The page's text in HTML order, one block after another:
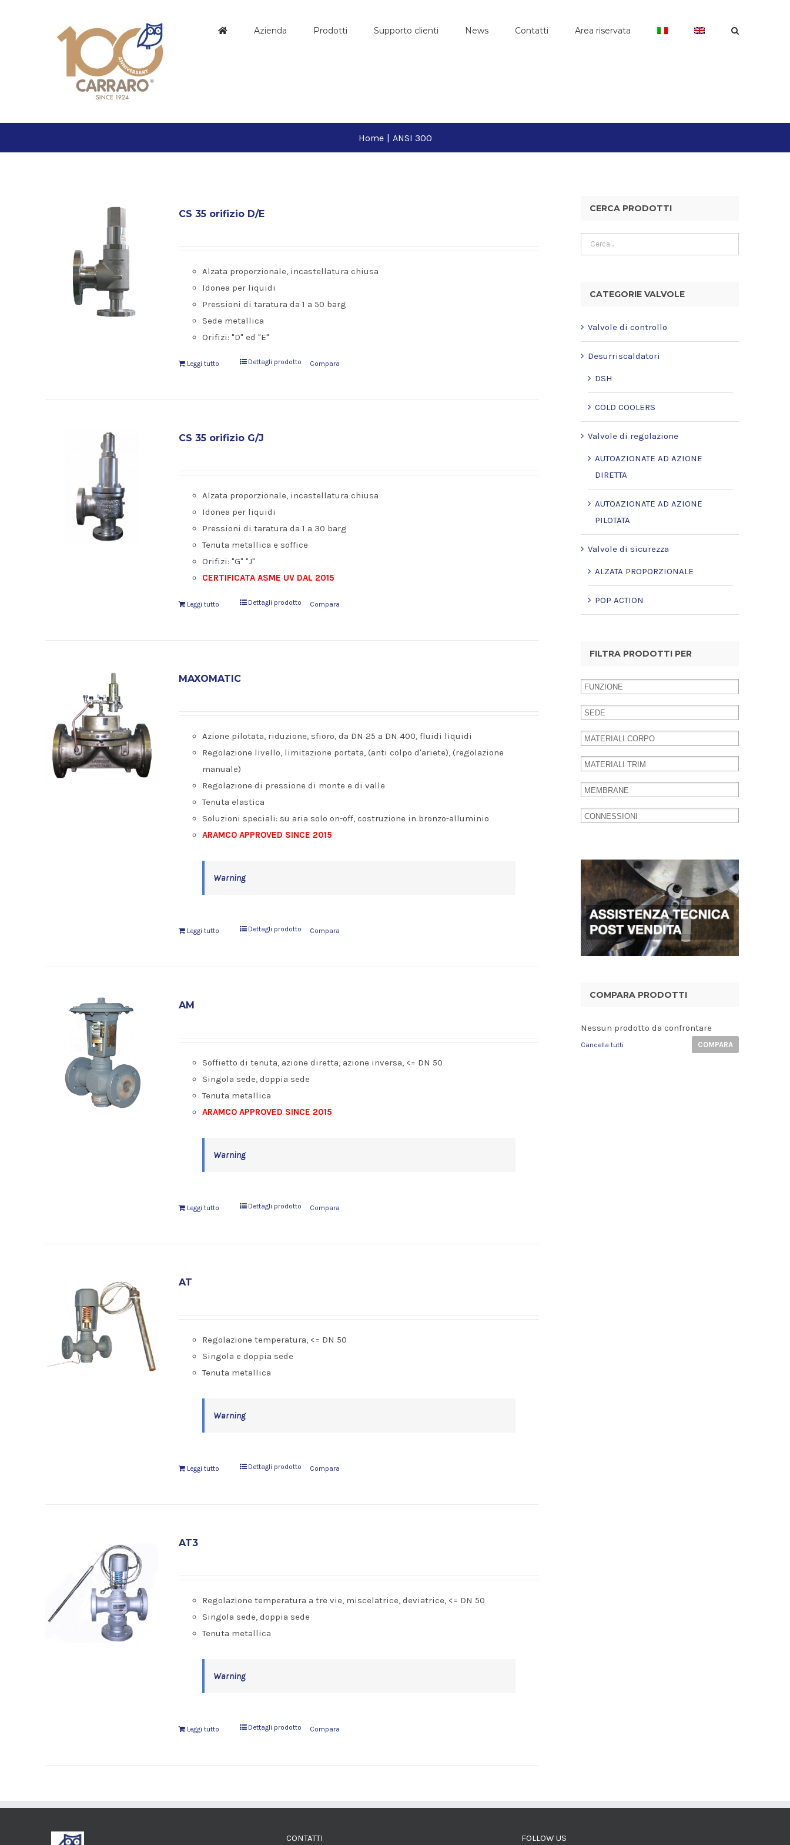
Azienda Prodotti Supporto clienti News Contatti Area riservata
Home | ANSI 300
CS 35 orifizio D/E
Alzata proporzionale, incastellatura chiusa
Idonea per liquidi
Pressioni di taratura da 1 a 50 barg
Sede metallica
Orifizi: "D" ed "E"
Leggi tutto Dettagli prodotto Compara
CS 35 orifizio G/J
Alzata proporzionale, incastellatura chiusa
Idonea per liquidi
Pressioni di taratura da 1 a 30 barg
Tenuta metallica e soffice
Orifizi: "G" "J"
CERTIFICATA ASME UV DAL 2015
Leggi tutto Dettagli prodotto Compara
MAXOMATIC
Azione pilotata, riduzione, sfioro, da DN 25 a DN 400, fluidi liquidi
Regolazione livello, limitazione portata, (anti colpo d'ariete), (regolazione
manuale)
Regolazione di pressione di monte e di valle
Tenuta elastica
Soluzioni speciali: su aria solo on-off, costruzione in bronzo-alluminio
ARAMCO APPROVED SINCE 2015
Warning
Leggi tutto Dettagli prodotto Compara
AM
Soffietto di tenuta, azione diretta, azione inversa, <= DN 50
Singola sede, doppia sede
Tenuta metallica
ARAMCO APPROVED SINCE 2015
Warning
Leggi tutto Dettagli prodotto Compara
AT
Regolazione temperatura, <= DN 50
Singola e doppia sede
Tenuta metallica
Warning
Leggi tutto Dettagli prodotto Compara
AT3
Regolazione temperatura a tre vie, miscelatrice, deviatrice, <= DN 50
Singola sede, doppia sede
Tenuta metallica
Warning
Leggi tutto Dettagli prodotto Compara
CERCA PRODOTTI
CATEGORIE VALVOLE
Valvole di controllo
Desurriscaldatori
DSH
COLD COOLERS
Valvole di regolazione
AUTOAZIONATE AD AZIONE
DIRETTA
AUTOAZIONATE AD AZIONE
PILOTATA
Valvole di sicurezza
ALZATA PROPORZIONALE
POP ACTION
FILTRA PRODOTTI PER
COMPARA PRODOTTI
Nessun prodotto da confrontare
Cancella tutti COMPARA
CONTATTI FOLLOW US